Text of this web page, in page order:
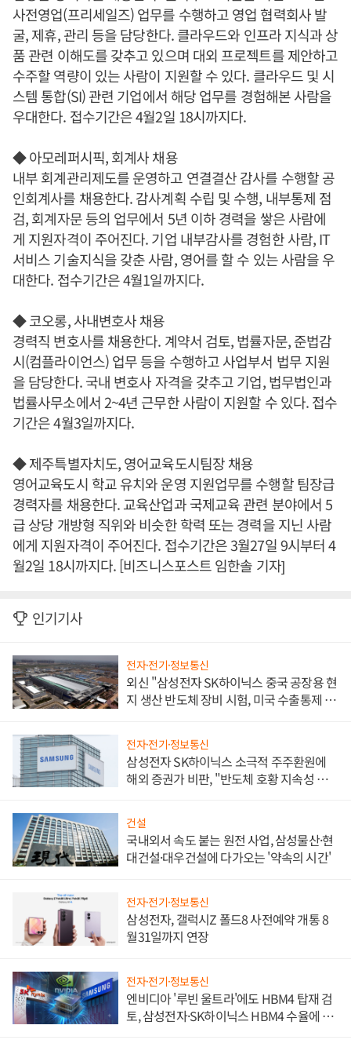
사전영업(프리세일즈) 업무를 수행하고 영업 협력회사 발
굴, 제휴, 관리 등을 담당한다. 클라우드와 인프라 지식과 상
품 관련 이해도를 갖추고 있으며 대외 프로젝트를 제안하고
수주할 역량이 있는 사람이 지원할 수 있다. 클라우드 및 시
스템 통합(SI) 관련 기업에서 해당 업무를 경험해본 사람을
우대한다. 접수기간은 4월2일 18시까지다.
◆ 아모레퍼시픽, 회계사 채용
내부 회계관리제도를 운영하고 연결결산 감사를 수행할 공
인회계사를 채용한다. 감사계획 수립 및 수행, 내부통제 점
검, 회계자문 등의 업무에서 5년 이하 경력을 쌓은 사람에
게 지원자격이 주어진다. 기업 내부감사를 경험한 사람, IT
서비스 기술지식을 갖춘 사람, 영어를 할 수 있는 사람을 우
대한다. 접수기간은 4월1일까지다.
◆ 코오롱, 사내변호사 채용
경력직 변호사를 채용한다. 계약서 검토, 법률자문, 준법감
시(컴플라이언스) 업무 등을 수행하고 사업부서 법무 지원
을 담당한다. 국내 변호사 자격을 갖추고 기업, 법무법인과
법률사무소에서 2~4년 근무한 사람이 지원할 수 있다. 접수
기간은 4월3일까지다.
◆ 제주특별자치도, 영어교육도시팀장 채용
영어교육도시 학교 유치와 운영 지원업무를 수행할 팀장급
경력자를 채용한다. 교육산업과 국제교육 관련 분야에서 5
급 상당 개방형 직위와 비슷한 학력 또는 경력을 지닌 사람
에게 지원자격이 주어진다. 접수기간은 3월27일 9시부터 4
월2일 18시까지다. [비즈니스포스트 임한솔 기자]
인기기사
전자·전기·정보통신
외신 "삼성전자 SK하이닉스 중국 공장용 현
지 생산 반도체 장비 시험, 미국 수출통제 대
전자·전기·정보통신
삼성전자 SK하이닉스 소극적 주주환원에
해외 증권가 비판, "반도체 호황 지속성 의
건설
국내외서 속도 붙는 원전 사업, 삼성물산·현
대건설·대우건설에 다가오는 '약속의 시간'
전자·전기·정보통신
삼성전자, 갤럭시Z 폴드8 사전예약 개통 8
월31일까지 연장
전자·전기·정보통신
엔비디아 '루빈 울트라'에도 HBM4 탑재 검
토, 삼성전자·SK하이닉스 HBM4 수율에 주